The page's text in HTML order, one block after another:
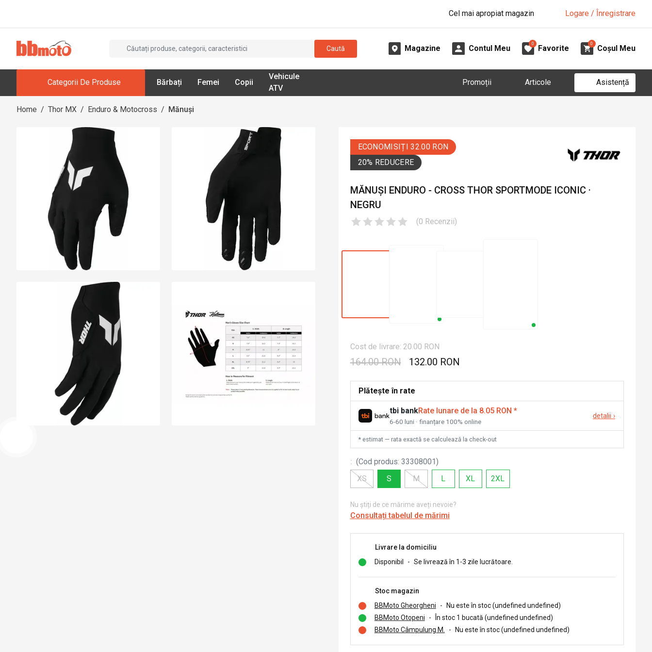
Cel mai apropiat magazin Logare / Înregistrare
Caută Magazine Contul Meu
0
Favorite
0
Coșul Meu
Categorii De Produse Bărbați Femei Copii
Vehicule
ATV
Promoții Articole Asistență
Home / Thor MX / Enduro & Motocross / Mănuși
ECONOMISIȚI 32.00 RON
20% REDUCERE
MĂNUȘI ENDURO - CROSS THOR SPORTMODE ICONIC ·
NEGRU
(0 Recenzii)
Cost de livrare: 20.00 RON
164.00 RON 132.00 RON
Plătește în rate
tbi bankRate lunare de la 8.05 RON *
6-60 luni · finanțare 100% online
detalii ›
* estimat — rata exactă se calculează la check-out
: (Cod produs: 33308001)
XS
S M L XL 2XL
Nu știți de ce mărime aveți nevoie?
Consultați tabelul de mărimi
Livrare la domiciliu
Disponibil
- Se livrează în 1-3 zile lucrătoare.
Stoc magazin
BBMoto Gheorgheni
-
Nu este în stoc (undefined undefined)
BBMoto Otopeni
-
În stoc 1 bucată (undefined undefined)
BBMoto Câmpulung M.
- Nu este în stoc (undefined undefined)